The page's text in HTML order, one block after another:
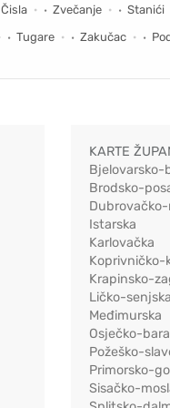
Čisla Zvečanje Stanići
Tugare Zakučac
KARTE
Bjelovarsko-
Brodsko-
Istarska
Karlovačka
Koprivničko-
Krapinsko-
Ličko-senjska
Međimurska
Osječko-
Požeško-
Primorsko-
Sisačko-